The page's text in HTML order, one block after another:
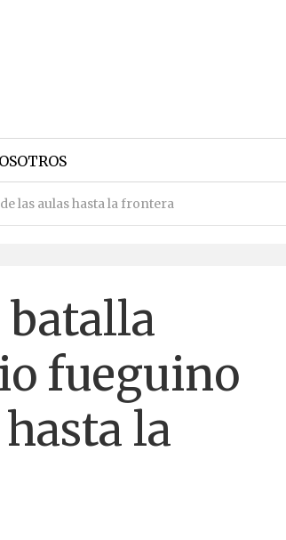
las aulas hasta la frontera
batalla
fueguino
la